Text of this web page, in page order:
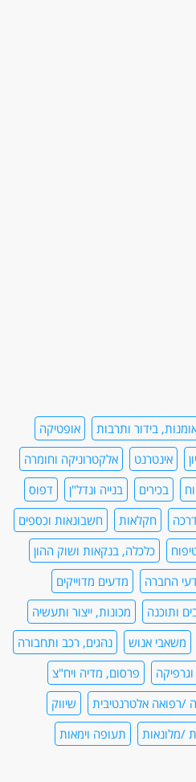
בידור ותרבות
אופטיקה
אינטרנט
אלקטרוניקה וחומרה
בכירים בנייה ונדל"ן
דפוס
חקלאות
חשבונאות וכספים
כלכלה, בנקאות ושוק ההון
החברה
מדעים מדוייקים
ותוכנה
מכונות, ייצור ותעשיה
משאבי אנוש
נהגים, רכב ותחבורה
פרסום, מדיה ויח"צ
/רפואה אלטרנטיבית
שיווק
/מלונאות תעופה וימאות